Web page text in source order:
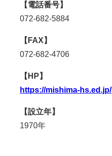
【電話番号】
072-682-5884
【FAX】
072-682-4706
【HP】
https://mishima-hs.ed.jp/
【設立年】
1970年